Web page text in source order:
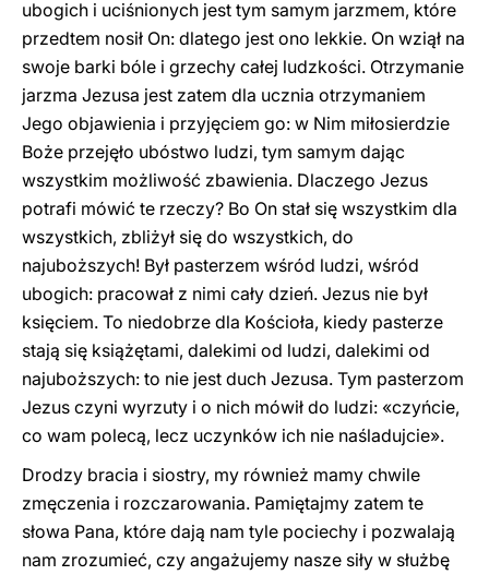
ubogich i uciśnionych jest tym samym jarzmem, które
przedtem nosił On: dlatego jest ono lekkie. On wziął na
swoje barki bóle i grzechy całej ludzkości. Otrzymanie
jarzma Jezusa jest zatem dla ucznia otrzymaniem
Jego objawienia i przyjęciem go: w Nim miłosierdzie
Boże przejęło ubóstwo ludzi, tym samym dając
wszystkim możliwość zbawienia. Dlaczego Jezus
potrafi mówić te rzeczy? Bo On stał się wszystkim dla
wszystkich, zbliżył się do wszystkich, do
najuboższych! Był pasterzem wśród ludzi, wśród
ubogich: pracował z nimi cały dzień. Jezus nie był
księciem. To niedobrze dla Kościoła, kiedy pasterze
stają się książętami, dalekimi od ludzi, dalekimi od
najuboższych: to nie jest duch Jezusa. Tym pasterzom
Jezus czyni wyrzuty i o nich mówił do ludzi: «czyńcie,
co wam polecą, lecz uczynków ich nie naśladujcie».
Drodzy bracia i siostry, my również mamy chwile
zmęczenia i rozczarowania. Pamiętajmy zatem te
słowa Pana, które dają nam tyle pociechy i pozwalają
nam zrozumieć, czy angażujemy nasze siły w służbę